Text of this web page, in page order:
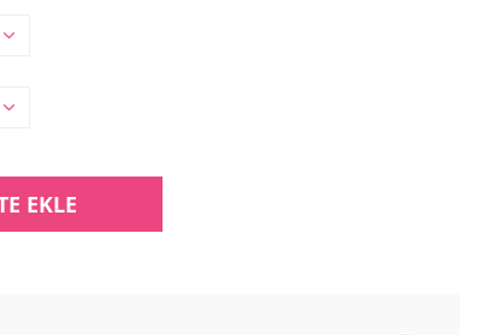
EKLE